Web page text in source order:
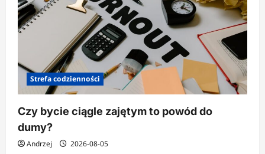
Strefa codzienności
Czy bycie ciągle zajętym to powód do
dumy?
Andrzej 2026-08-05